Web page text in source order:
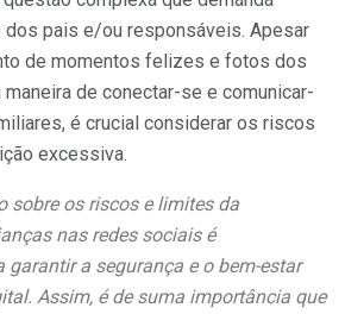
dos pais e/ou responsáveis. Apesar
de momentos felizes e fotos dos
de conectar-se e comunicar-
é crucial considerar os riscos
excessiva.
sobre os riscos e limites da
nas redes sociais é
garantir a segurança e o bem-estar
Assim, é de suma importância que